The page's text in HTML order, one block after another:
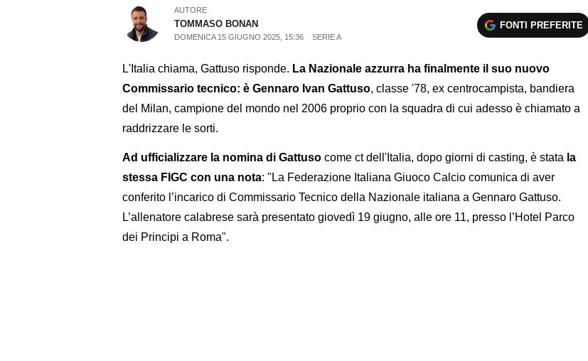
AUTORE
TOMMASO BONAN
DOMENICA 15 GIUGNO 2025, 15:36 SERIE A
FONTI PREFERITE
L'Italia chiama, Gattuso risponde. La Nazionale azzurra ha finalmente il suo nuovo
Commissario tecnico: è Gennaro Ivan Gattuso, classe '78, ex centrocampista, bandiera
del Milan, campione del mondo nel 2006 proprio con la squadra di cui adesso è chiamato a
raddrizzare le sorti.
Ad ufficializzare la nomina di Gattuso come ct dell'Italia, dopo giorni di casting, è stata la
stessa FIGC con una nota: "La Federazione Italiana Giuoco Calcio comunica di aver
conferito l’incarico di Commissario Tecnico della Nazionale italiana a Gennaro Gattuso.
L’allenatore calabrese sarà presentato giovedì 19 giugno, alle ore 11, presso l’Hotel Parco
dei Principi a Roma".